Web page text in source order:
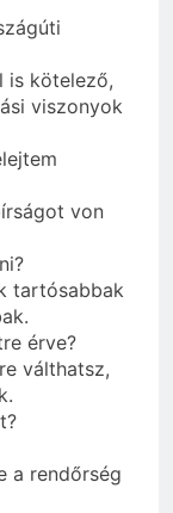
is kötelező,
viszonyok
von
tartósabbak
érve?
válthatsz,
a rendőrség